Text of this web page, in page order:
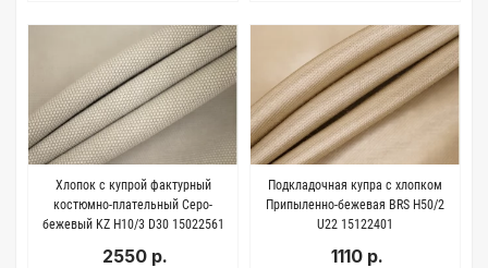
Хлопок с купрой фактурный
костюмно-плательный Серо-
бежевый KZ H10/3 D30 15022561
2550 р.
Подкладочная купра с хлопком
Припыленно-бежевая BRS H50/2
U22 15122401
1110 р.